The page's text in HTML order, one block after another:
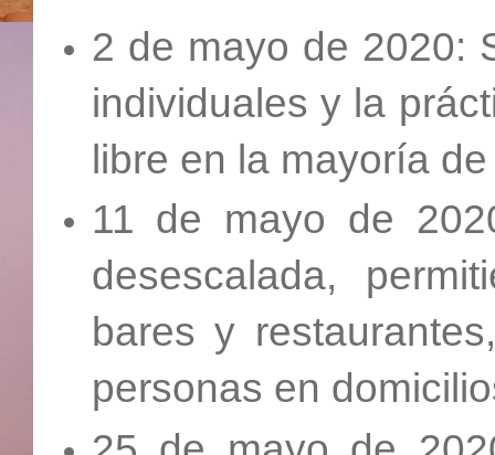
2 de mayo de 2020:
individuales y la
libre en la mayoría
11 de mayo de
desescalada,
bares y
personas en